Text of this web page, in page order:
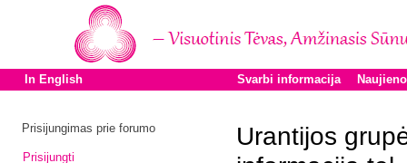
In English Svarbi informacija
Prisijungimas prie forumo
Prisijungti
Urantijos